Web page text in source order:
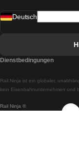
Rail Ninja ®
Rail.Ninja ist ein globaler,
kein Eisenbahnunternehmen und
Deutsch
Dienstbedingungen